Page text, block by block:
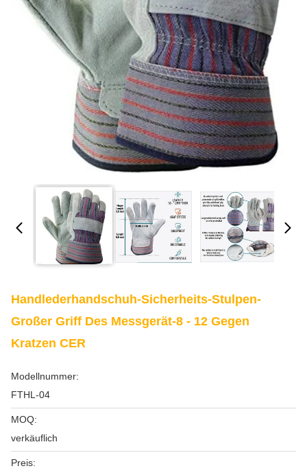
Handlederhandschuh-Sicherheits-Stulpen-
Großer Griff Des Messgerät-8 - 12 Gegen
Kratzen CER
Modellnummer:
FTHL-04
MOQ:
verkäuflich
Preis: